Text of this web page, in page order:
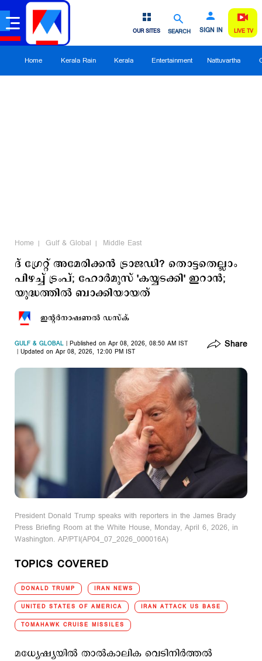
SEARCH SIGN IN
OUR SITES LIVE TV
Home Kerala Rain Kerala Entertainment Nattuvartha
Home Gulf & Global Middle East
ദ് ഗ്രേറ്റ് അമേരിക്കന്‍ ട്രാജഡി? തൊട്ടതെല്ലാം
പിഴച്ച് ട്രംപ്; ഹോര്‍മുസ് 'കയ്യടക്കി' ഇറാന്‍;
യുദ്ധത്തില്‍ ബാക്കിയായത്
ഇന്‍റര്‍നാഷണല്‍ ഡസ്ക്
GULF & GLOBAL
Published on Apr 08, 2026, 08:50 AM IST
Updated on Apr 08, 2026, 12:00 PM IST
Share
President Donald Trump speaks with reporters in the James Brady
Press Briefing Room at the White House, Monday, April 6, 2026, in
Washington. AP/PTI(AP04_07_2026_000016A)
TOPICS COVERED
DONALD TRUMP IRAN NEWS
UNITED STATES OF AMERICA IRAN ATTACK US BASE
TOMAHAWK CRUISE MISSILES
മധ്യേഷ്യയില്‍ താല്‍കാലിക വെടിനിര്‍ത്തല്‍